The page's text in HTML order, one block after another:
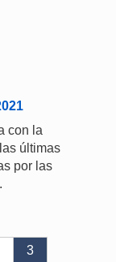
con la
últimas
por las
3